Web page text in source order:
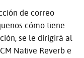
de correo
cómo tiene
se le dirigirá al
Native Reverb e